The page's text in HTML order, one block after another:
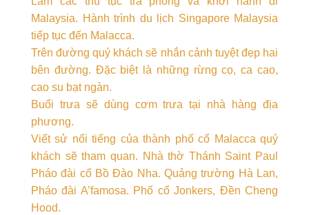
Malaysia. Hành trình du lịch Singapore Malaysia
tiếp tục đến Malacca.
Trên đường quý khách sẽ nhắn cảnh tuyệt đẹp hai
bên đường. Đặc biệt là những rừng cọ, ca cao,
cao su bạt ngàn.
Buổi trưa sẽ dùng cơm trưa tại nhà hàng địa
phương.
Viết sử nổi tiếng của thành phố cổ Malacca quý
khách sẽ tham quan. Nhà thờ Thánh Saint Paul
Pháo đài cổ Bồ Đào Nha. Quảng trường Hà Lan,
Pháo đài A’famosa. Phố cổ Jonkers, Đền Cheng
Hood.